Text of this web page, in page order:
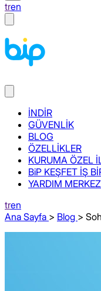
tren
İNDİR
GÜVENLİK
BLOG
ÖZELLİKLER
KURUMA ÖZEL
BiP KEŞFET İŞ
YARDIM
tren
Ana Sayfa > Blog >